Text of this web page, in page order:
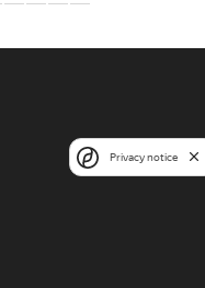
Privacy notice